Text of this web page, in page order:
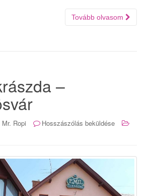
Tovább olvasom
–
Mr. Ropi
Hosszászólás beküldése